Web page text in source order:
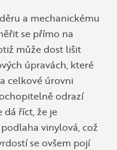
a mechanickému
se přímo na
může dost lišit
úpravách, které
celkové úrovni
odrazí
dá říct, že je
vinylová, což
se ovšem pojí